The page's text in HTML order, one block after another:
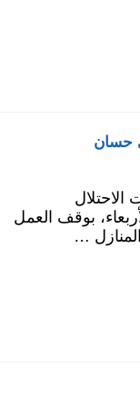
حسان
بوقف العمل
…